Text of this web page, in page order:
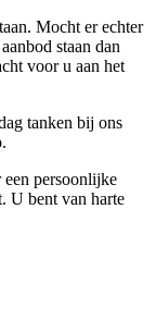
Mocht er echter
staan dan
voor u aan het
tanken bij ons
persoonlijke
U bent van harte